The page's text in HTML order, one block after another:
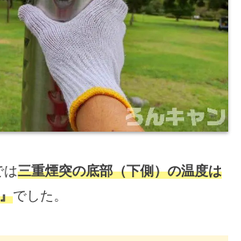
は三重煙突の底部（下側）の温度は
でした。